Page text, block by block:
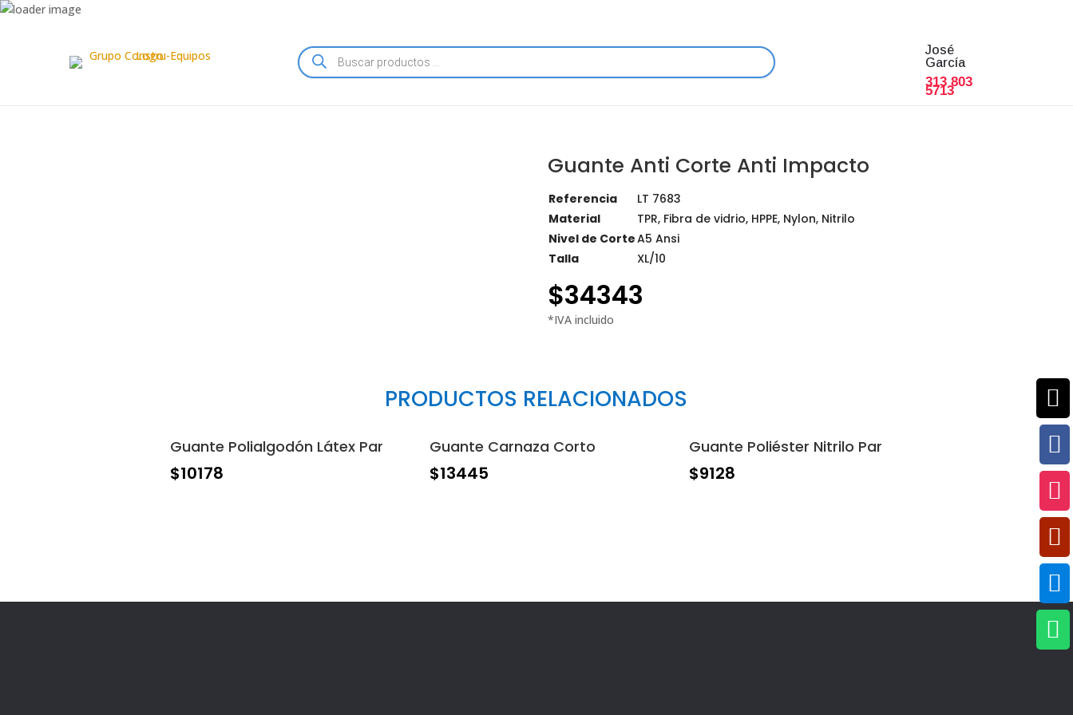
Búsqueda
de
productos
José
García
313 803
5713






Guante Anti Corte Anti Impacto
Referencia
LT 7683
Material
TPR, Fibra de vidrio, HPPE, Nylon, Nitrilo
Nivel de CorteA5 Ansi
Talla
XL/10
$34343
PRODUCTOS RELACIONADOS
Guante Polialgodón Látex Par
$10178
Guante Carnaza Corto
$13445
Guante Poliéster Nitrilo Par
$9128